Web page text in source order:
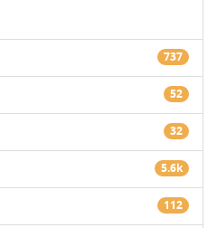
737
52
32
5.6k
112